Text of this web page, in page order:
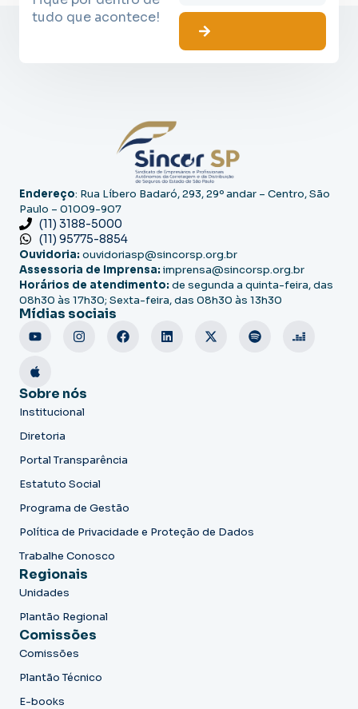
tudo que acontece!
Endereço: Rua Líbero Badaró, 293, 29º andar – Centro, São
Paulo – 01009-907
(11) 3188-5000
(11) 95775-8854
Ouvidoria: ouvidoriasp@sincorsp.org.br
Assessoria de Imprensa: imprensa@sincorsp.org.br
Horários de atendimento: de segunda a quinta-feira, das
08h30 às 17h30; Sexta-feira, das 08h30 às 13h30
Mídias sociais
Sobre nós
Institucional
Diretoria
Portal Transparência
Estatuto Social
Programa de Gestão
Política de Privacidade e Proteção de Dados
Trabalhe Conosco
Regionais
Unidades
Plantão Regional
Comissões
Comissões
Plantão Técnico
E-books